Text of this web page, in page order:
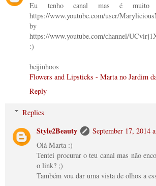
Eu tenho canal mas é muito
https://www.youtube.com/user/
by
https://www.youtube.com/channel/
:)
beijinhoos
Flowers and Lipsticks - Marta no Jardim
Reply
Replies
Style2Beauty
September 17, 2014
Olá Marta :)
Tentei procurar o teu canal mas não
o link? ;)
Também vou dar uma vista de olhos a